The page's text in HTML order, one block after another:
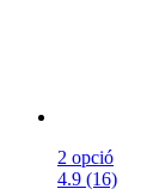
2 opció
4.9 (16)